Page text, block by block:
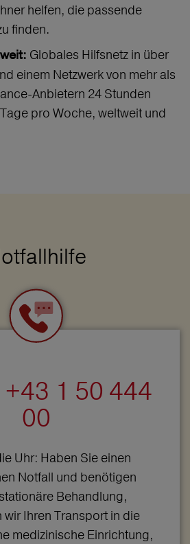
helfen, die passende
finden.
Globales Hilfsnetz in über
einem Netzwerk von mehr als
Anbietern 24 Stunden
pro Woche, weltweit und
1 50 444
00
Uhr: Haben Sie einen
Notfall und benötigen
Behandlung,
wir Ihren Transport in die
medizinische Einrichtung,